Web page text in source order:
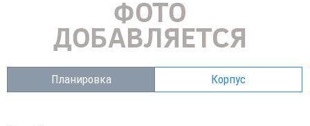
Планировка Корпус